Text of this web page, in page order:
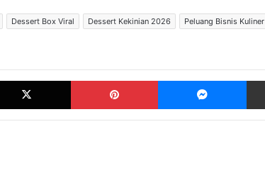
Dessert Box Viral Dessert Kekinian 2026 Peluang Bisnis Kuliner
X Pinterest Messenger